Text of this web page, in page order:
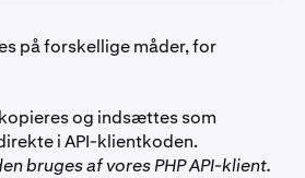
på forskellige måder, for
og indsættes som
i API-klientkoden.
bruges af vores PHP API-klient.